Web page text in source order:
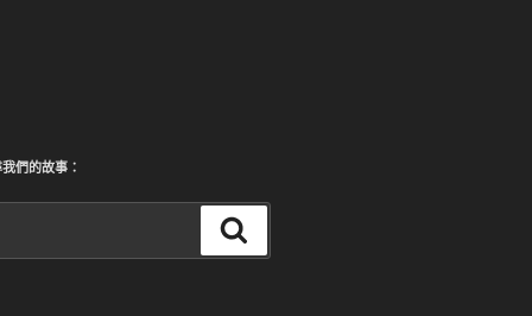
們的故事：
尋